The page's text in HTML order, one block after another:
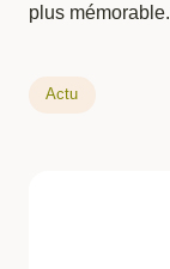
plus mémorable.
Actu